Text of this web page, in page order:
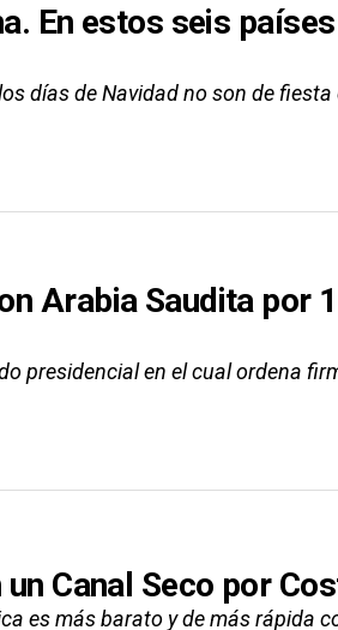
En estos seis
días de Navidad no son de
Arabia Saudita por
presidencial en el cual ordena
Canal Seco por
es más barato y de más rápida